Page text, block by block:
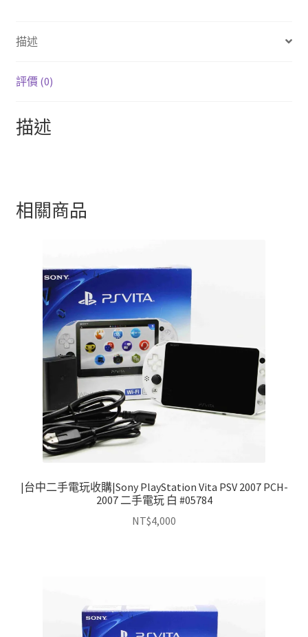
描述
評價 (0)
描述
相關商品
|台中二手電玩收購|Sony PlayStation Vita PSV 2007 PCH-
2007 二手電玩 白 #05784
NT$4,000